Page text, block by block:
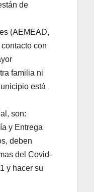
de
(AEMEAD,
con
familia ni
está
son:
y Entrega
deben
del Covid-
y hacer su